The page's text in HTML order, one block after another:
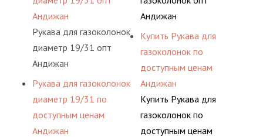
Андижан
Рукава для газоколонок
диаметр 19/31 опт
Андижан
Рукава для газоколонок
диаметр 19/31 по
доступным ценам
Андижан
Андижан
Купить Рукава для
газоколонок по
доступным ценам
Андижан
Купить Рукава для
газоколонок по
доступным ценам